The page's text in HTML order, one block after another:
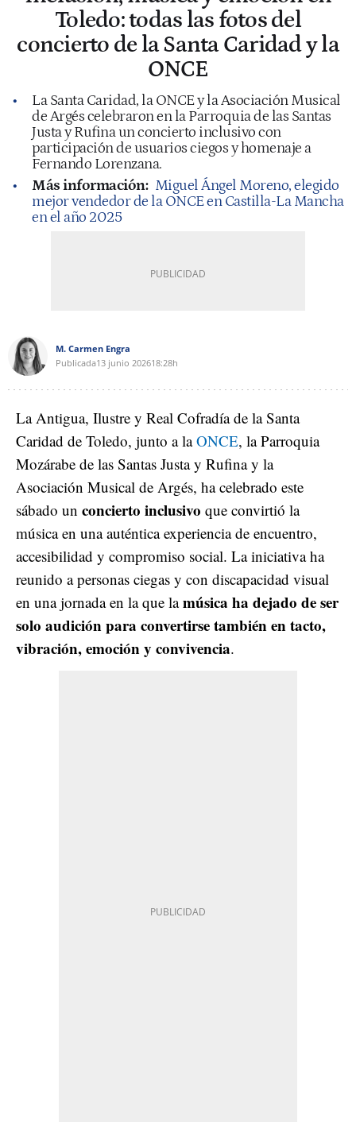
Toledo: todas las fotos del
concierto de la Santa Caridad y la
ONCE
La Santa Caridad, la ONCE y la Asociación Musical
de Argés celebraron en la Parroquia de las Santas
Justa y Rufina un concierto inclusivo con
participación de usuarios ciegos y homenaje a
Fernando Lorenzana.
Más información: Miguel Ángel Moreno, elegido
mejor vendedor de la ONCE en Castilla-La Mancha
en el año 2025
M. Carmen Engra
Publicada13 junio 202618:28h
La Antigua, Ilustre y Real Cofradía de la Santa
Caridad de Toledo, junto a laONCE, la Parroquia
Mozárabe de las Santas Justa y Rufina y la
Asociación Musical de Argés, ha celebrado este
sábado un concierto inclusivo que convirtió la
música en una auténtica experiencia de encuentro,
accesibilidad y compromiso social. La iniciativa ha
reunido a personas ciegas y con discapacidad visual
en una jornada en la que lamúsica ha dejado de ser
solo audición para convertirse también en tacto,
vibración, emoción y convivencia.